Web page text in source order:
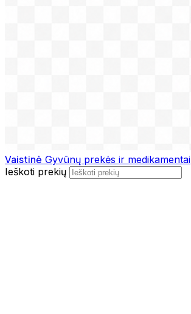
Vaistinė Gyvūnų prekės ir medikamentai
Ieškoti prekių